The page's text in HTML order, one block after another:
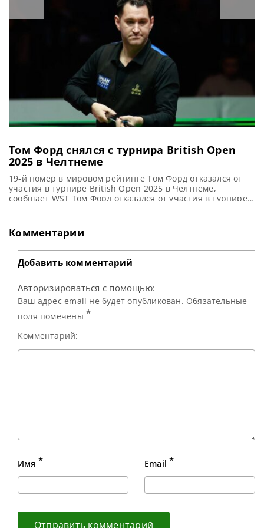
2025 в Эдинбурге. 33-летний англичанин победил
дебютанта финала Чан Бинью со счетом 9-2 в
Том Форд снялся с турнира British Open
2025 в Челтнеме
19-й номер в мировом рейтинге Том Форд отказался от
участия в турнире British Open 2025 в Челтнеме,
сообщает WST Том Форд отказался от участия в турнире
был встретиться с Нилом Робертсоном в первом раунде.
В ходе жеребьевки он был заменен
Комментарии
Добавить комментарий
Авторизироваться с помощью:
Ваш адрес email не будет опубликован. Обязательные
поля помечены *
Комментарий:
Имя * Email *